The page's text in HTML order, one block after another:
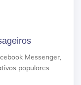
Messenger,
populares.